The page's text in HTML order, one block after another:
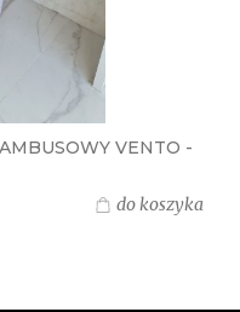
VENTO -
do koszyka